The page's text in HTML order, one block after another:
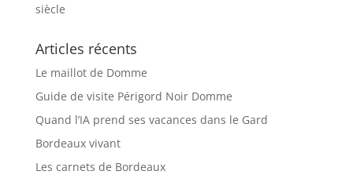
siècle
Articles récents
Le maillot de Domme
Guide de visite Périgord Noir Domme
Quand l’IA prend ses vacances dans le Gard
Bordeaux vivant
Les carnets de Bordeaux